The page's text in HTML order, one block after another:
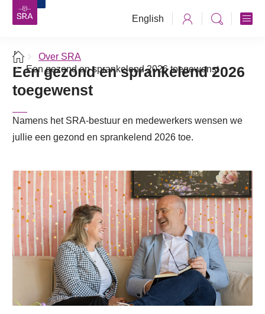
English
Over SRA
Een gezond en sprankelend 2026 toegewenst
Een gezond en sprankelend 2026
toegewenst
Namens het SRA-bestuur en medewerkers wensen we
jullie een gezond en sprankelend 2026 toe.